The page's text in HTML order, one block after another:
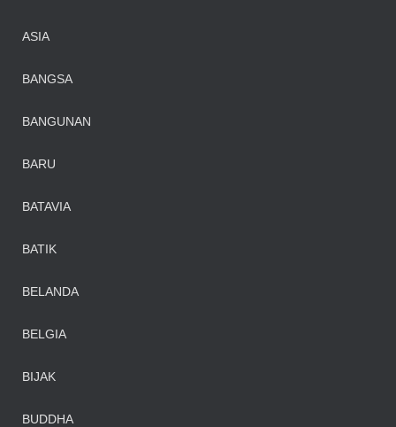
ASIA
BANGSA
BANGUNAN
BARU
BATAVIA
BATIK
BELANDA
BELGIA
BIJAK
BUDDHA